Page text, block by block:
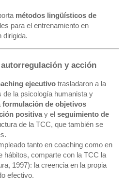
métodos lingüísticos de
para el entrenamiento en
dirigida.
y acción
ejecutivo trasladaron a la
de la psicología humanista y
formulación de objetivos
positiva y el seguimiento de
de la TCC, que también se
tanto en coaching como en
hábitos, comparte con la TCC la
1997): la creencia en la propia
efectivo.